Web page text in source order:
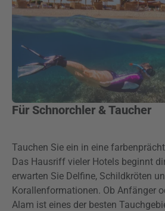
Für Schnorchler & Taucher
Tauchen Sie ein in eine
Das Hausriff vieler Hotels beginnt
erwarten Sie Delfine, Schildkröten
Korallenformationen. Ob Anfänger
Alam ist eines der besten